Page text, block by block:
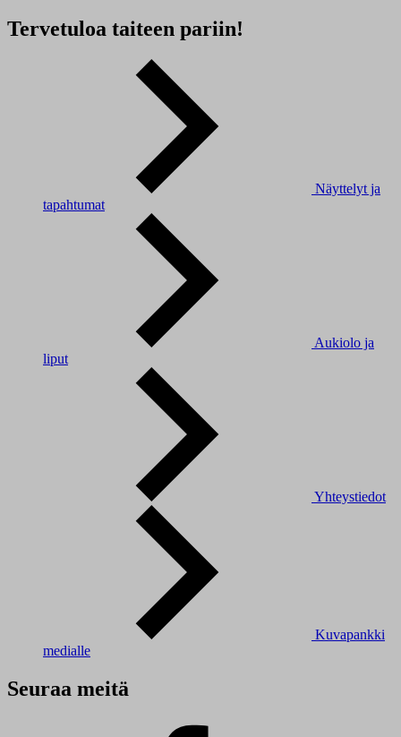
Tervetuloa taiteen pariin!
Näyttelyt ja
tapahtumat
Aukiolo ja
liput
Yhteystiedot
Kuvapankki
medialle
Seuraa meitä